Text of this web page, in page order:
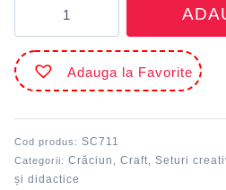
creativ
-
SC711
Satul
DACO
Adauga la Favorite
Cod produs: SC711
Categorii: Crăciun , Craft, Seturi
și didactice